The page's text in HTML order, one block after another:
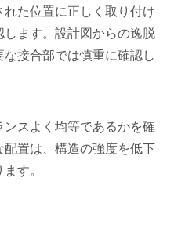
た位置に正しく取り付け
します。設計図からの逸脱
接合部では慎重に確認し
スよく均等であるかを確
配置は、構造の強度を低下
す。